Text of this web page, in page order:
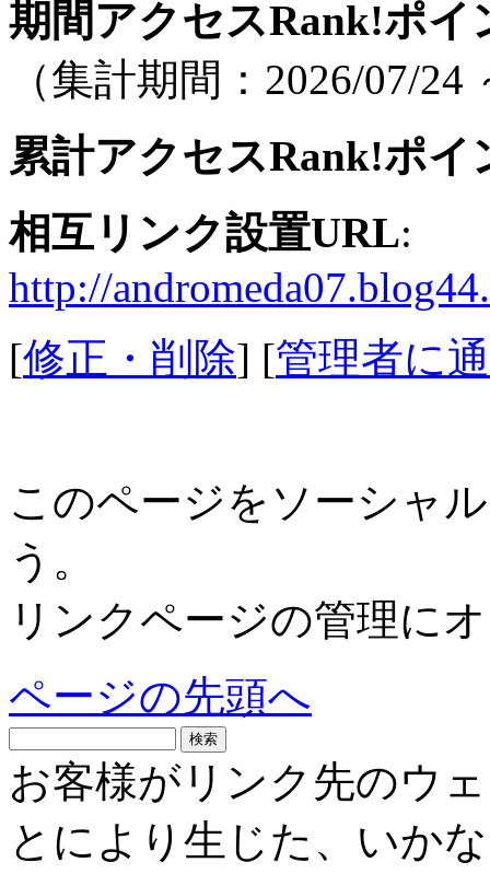
期間アクセスRank!ポイ
（集計期間：2026/07/24
累計アクセスRank!ポイ
相互リンク設置URL:
http://
[修正・削除] [管理者に
このページをソーシャ
う。
リンクページの管理に
ページの先頭へ
お客様がリンク先のウ
とにより生じた、いか